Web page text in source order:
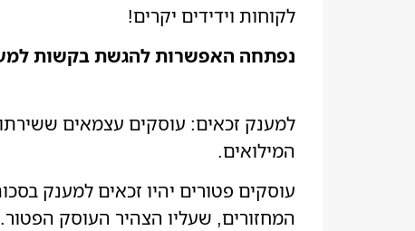
לקוחות וידידים יקרים!
נפתחה האפשרות להגשת בקשות למענק עבור
המילואים.
עוסקים פטורים יהיו זכאים למענק
המחזורים, שעליו הצהיר העוסק הפטור.